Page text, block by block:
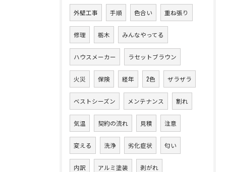
外壁工事 手順 色合い 重ね張り
修理 栃木 みんなやってる
ハウスメーカー ラセットブラウン
火災 保険 経年 2色 ザラザラ
ベストシーズン メンテナンス 割れ
気温 契約の流れ 見積 注意
変える 洗浄 劣化症状 匂い
内訳 アルミ塗装 剥がれ